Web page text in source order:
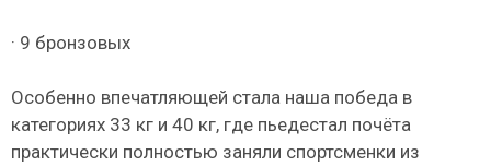
· 9 бронзовых
Особенно впечатляющей стала наша победа в
категориях 33 кг и 40 кг, где пьедестал почёта
практически полностью заняли спортсменки из